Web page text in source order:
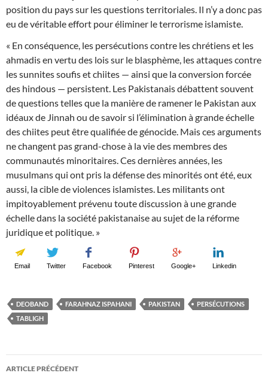
position du pays sur les questions territoriales. Il n’y a donc pas
eu de véritable effort pour éliminer le terrorisme islamiste.
« En conséquence, les persécutions contre les chrétiens et les
ahmadis en vertu des lois sur le blasphème, les attaques contre
les sunnites soufis et chiites — ainsi que la conversion forcée
des hindous — persistent. Les Pakistanais débattent souvent
de questions telles que la manière de ramener le Pakistan aux
idéaux de Jinnah ou de savoir si l’élimination à grande échelle
des chiites peut être qualifiée de génocide. Mais ces arguments
ne changent pas grand-chose à la vie des membres des
communautés minoritaires. Ces dernières années, les
musulmans qui ont pris la défense des minorités ont été, eux
aussi, la cible de violences islamistes. Les militants ont
impitoyablement prévenu toute discussion à une grande
échelle dans la société pakistanaise au sujet de la réforme
juridique et politique. »
Email Twitter Facebook Pinterest Google+ Linkedin
DEOBAND FARAHNAZ ISPAHANI PAKISTAN
PERSÉCUTIONS
TABLIGH
Navigation
ARTICLE PRÉCÉDENT